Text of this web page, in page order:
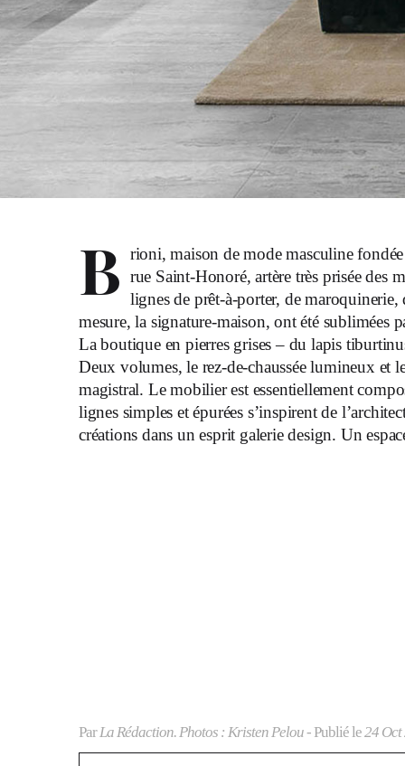
B rioni, maison de mode masculine
rue Saint-Honoré, artère très prisée des
lignes de prêt-à-porter, de maroquinerie,
mesure, la signature-maison, ont été
La boutique en pierres grises – du lapis
Deux volumes, le rez-de-chaussée lumineux et
magistral. Le mobilier est essentiellement
lignes simples et épurées s’inspirent de
créations dans un esprit galerie design. Un
ParLa Rédaction. Photos : Kristen Pelou- Publié le24 Oct